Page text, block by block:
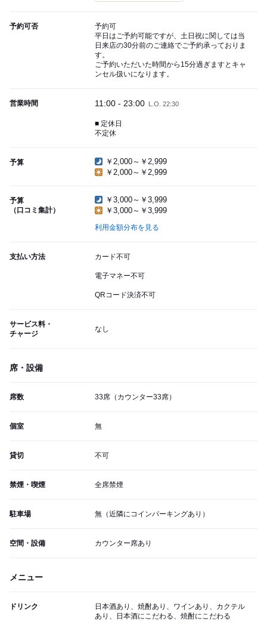
予約可否
予約可
平日はご予約可能ですが、土日祝に関しては当
日来店の30分前のご連絡でご予約承っておりま
す。
ご予約いただいた時間から15分過ぎますとキャ
ンセル扱いになります。
営業時間 11:00 - 23:00 L.O. 22:30
■ 定休日
不定休
予算
￥2,000～￥2,999
￥2,000～￥2,999
予算
（口コミ集計）
￥3,000～￥3,999
￥3,000～￥3,999
利用金額分布を見る
支払い方法 カード不可
電子マネー不可
QRコード決済不可
サービス料・
チャージ
なし
席・設備
席数 33席（カウンター33席）
個室 無
貸切 不可
禁煙・喫煙 全席禁煙
駐車場 無（近隣にコインパーキングあり）
空間・設備 カウンター席あり
メニュー
ドリンク
日本酒あり、焼酎あり、ワインあり、カクテル
あり、日本酒にこだわる、焼酎にこだわる